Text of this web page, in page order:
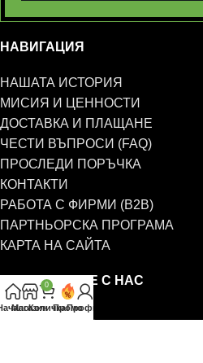
НАВИГАЦИЯ
НАШАТА ИСТОРИЯ
МИСИЯ И ЦЕННОСТИ
ДОСТАВКА И ПЛАЩАНЕ
ЧЕСТИ ВЪПРОСИ (FAQ)
ПРОСЛЕДИ ПОРЪЧКА
КОНТАКТИ
РАБОТА С ФИРМИ (B2B)
ПАРТНЬОРСКА ПРОГРАМА
КАРТА НА САЙТА
СВЪРЖЕТЕ СЕ С НАС
0885 323 661
Магазин
0
КоличкаПромоПрофил